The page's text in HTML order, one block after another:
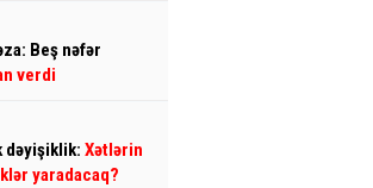
Beş nəfər
verdi
dəyişiklik: Xətlərin
yaradacaq?